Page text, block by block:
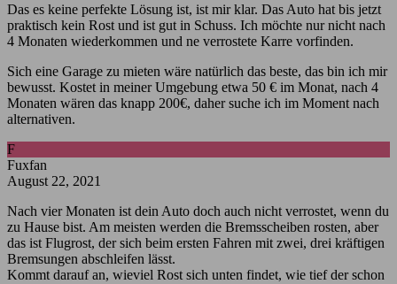
Das es keine perfekte Lösung ist, ist mir klar. Das Auto hat bis jetzt
praktisch kein Rost und ist gut in Schuss. Ich möchte nur nicht nach
4 Monaten wiederkommen und ne verrostete Karre vorfinden.
Sich eine Garage zu mieten wäre natürlich das beste, das bin ich mir
bewusst. Kostet in meiner Umgebung etwa 50 € im Monat, nach 4
Monaten wären das knapp 200€, daher suche ich im Moment nach
alternativen.
F
Fuxfan
August 22, 2021
Nach vier Monaten ist dein Auto doch auch nicht verrostet, wenn du
zu Hause bist. Am meisten werden die Bremsscheiben rosten, aber
das ist Flugrost, der sich beim ersten Fahren mit zwei, drei kräftigen
Bremsungen abschleifen lässt.
Kommt darauf an, wieviel Rost sich unten findet, wie tief der schon